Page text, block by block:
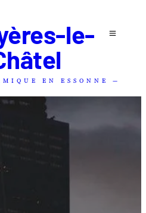
le-
EN ESSONNE —